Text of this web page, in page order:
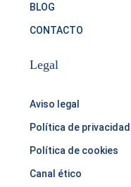
BLOG
CONTACTO
Legal
Aviso legal
Política de privacidad
Política de cookies
Canal ético